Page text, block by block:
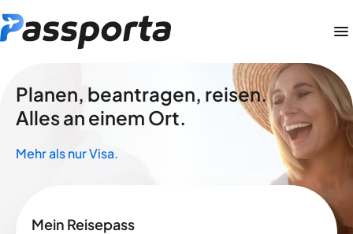
Planen, beantragen, reisen.
Alles an einem Ort.
Mehr als nur Visa.
Mein Reisepass